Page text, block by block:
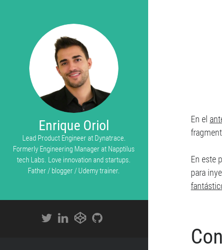
Enrique Oriol
Lead Product Engineer at Dynatrace.
Formerly Engineering Manager at Napptilus
tech Labs. Love innovation and startups.
Father / blogger / Udemy trainer.
En el
En este
para